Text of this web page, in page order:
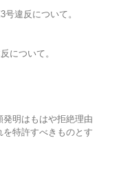
違反について。
について。
明はもはや拒絶理由
特許すべきものとす